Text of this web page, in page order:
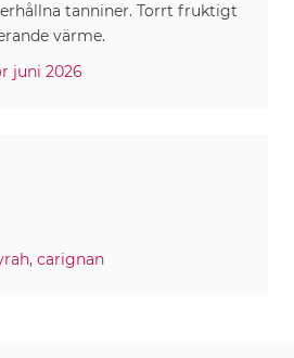
tanniner. Torrt fruktigt
värme.
juni 2026
, carignan